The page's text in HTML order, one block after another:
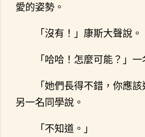
愛的姿勢。
「沒有！」康斯大聲說。
「哈哈！怎麼可能？」
「她們長得不錯，你應該
另一名同學說。
「不知道。」